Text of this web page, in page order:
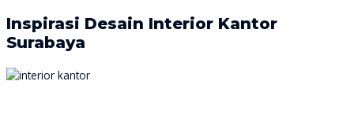
Inspirasi Desain Interior Kantor
Surabaya